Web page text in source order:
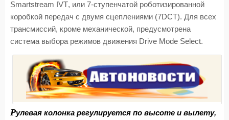
Smartstream IVT, или 7-ступенчатой роботизированной
коробкой передач с двумя сцеплениями (7DCT). Для всех
трансмиссий, кроме механической, предусмотрена
система выбора режимов движения Drive Mode Select.
Рулевая колонка регулируется по высоте и вылету,